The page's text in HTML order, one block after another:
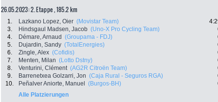
26.05.2023: 2. Etappe , 185.2 km
1. Lazkano Lopez, Oier (Movistar Team)
3.
Hindsgaul Madsen, Jacob (Uno-X Pro Cycling Team)
4.
Démare, Arnaud (Groupama - FDJ)
5.
Dujardin, Sandy (TotalEnergies)
6.
Zingle, Alex (Cofidis)
7.
Menten, Milan (Lotto Dstny)
8.
Venturini, Clément (AG2R Citroën Team)
9.
Barrenetxea Golzarri, Jon (Caja Rural - Seguros RGA)
10.
Peñalver Aniorte, Manuel (Burgos-BH)
Alle Platzierungen